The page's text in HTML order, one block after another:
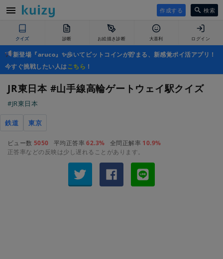
作成する 検索
クイズ 診断 お絵描き診断 大喜利 ログイン
新登場『aruco』✨歩いてビットコインが貯まる、新感覚ポイ活アプリ！
今すぐ挑戦したい人はこちら ！
JR東日本 #山手線高輪ゲートウェイ駅クイズ
#JR東日本
鉄道 東京
ビュー数 5050 平均正答率62.3% 全問正解率 10.9%
正答率などの反映は少し遅れることがあります。